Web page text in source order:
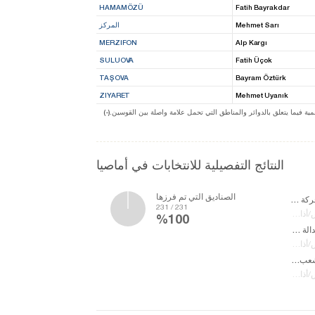
HAMAMÖZÜ Fatih Bayrakdar
المركز Mehmet Sarı
MERZIFON Alp Kargı
SULUOVA Fatih Üçok
TAŞOVA Bayram Öztürk
ZIYARET Mehmet Uyanık
فيما يتعلق بالدوائر والمناطق التي تحمل علامة واصلة بين القوسين
النتائج التفصيلية للانتخابات في أماصيا
الصناديق التي تم فرزها
231 / 231
%100
حزب الحركة القومية
حزب العدالة والتنمية
حزب الشعب الجمهوري